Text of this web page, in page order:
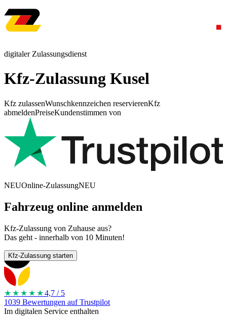
digitaler Zulassungsdienst
Kfz-Zulassung Kusel
Kfz zulassenWunschkennzeichen reservierenKfz
abmeldenPreiseKundenstimmen von
NEUOnline-ZulassungNEU
Fahrzeug online anmelden
Kfz-Zulassung von Zuhause aus?
Das geht - innerhalb von 10 Minuten!
Kfz-Zulassung starten
★★★★ ★4,7 / 5
1039 Bewertungen auf Trustpilot
Im digitalen Service enthalten